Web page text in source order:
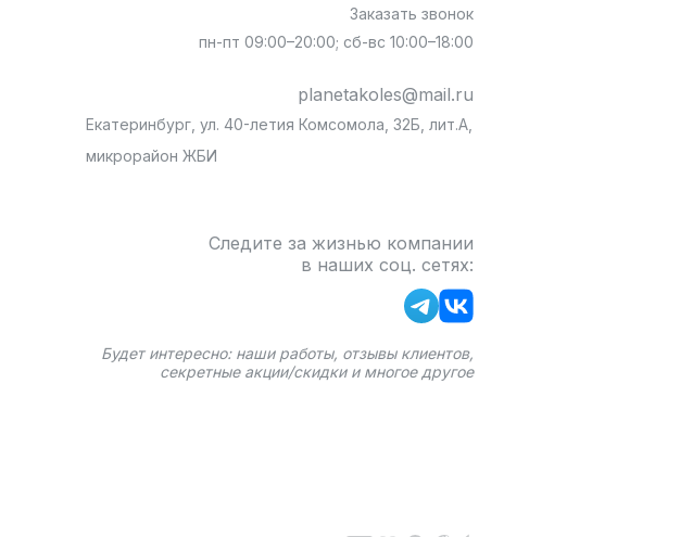
Заказать звонок
пн-пт 09:00–20:00; сб-вс 10:00–18:00
planetakoles@mail.ru
Екатеринбург, ул. 40-летия Комсомола, 32Б, лит.А,
микрорайон ЖБИ
Следите за жизнью компании
в наших соц. сетях:
Будет интересно: наши работы, отзывы клиентов,
секретные акции/скидки и многое другое